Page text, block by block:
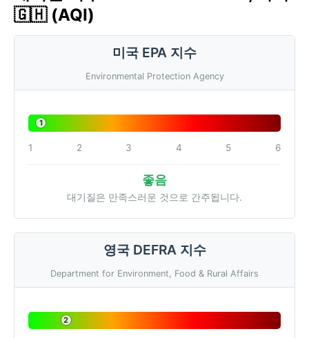
🇬🇭 (AQI)
미국 EPA 지수
Environmental Protection Agency
1
1 2 3 4 5 6
좋음
대기질은 만족스러운 것으로 간주됩니다.
영국 DEFRA 지수
Department for Environment, Food & Rural Affairs
2